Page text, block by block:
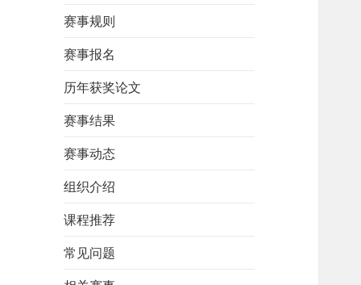
赛事规则
赛事报名
历年获奖论文
赛事结果
赛事动态
组织介绍
课程推荐
常见问题